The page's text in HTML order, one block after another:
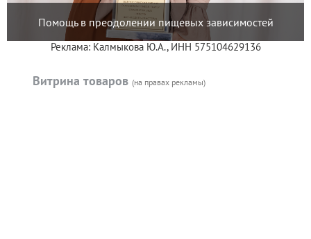
Помощь в преодолении пищевых зависимостей
Реклама: Калмыкова Ю.А., ИНН 575104629136
Витрина товаров (на правах рекламы)